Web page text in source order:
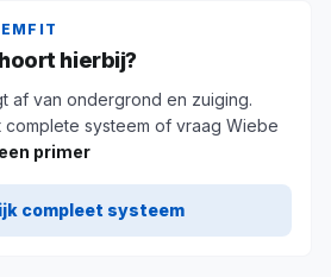
hierbij?
af van ondergrond en zuiging.
complete systeem of vraag Wiebe
een primer
compleet systeem